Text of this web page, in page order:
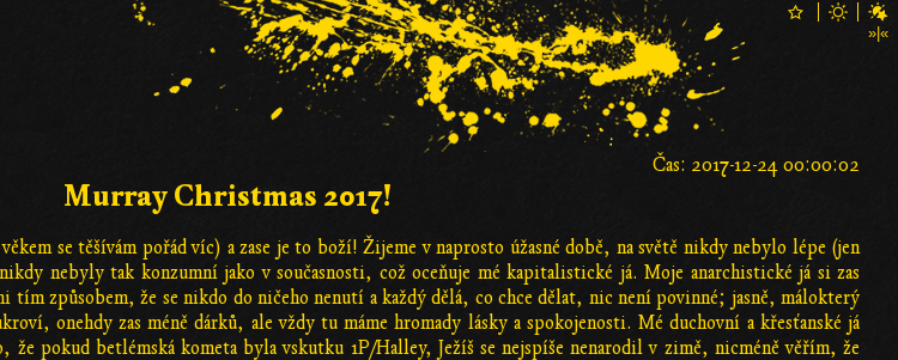
Čas: 2017-12-24 00:00:02
Murray Christmas 2017!
se těšívám pořád víc) a zase je to boží! Žijeme v naprosto úžasné době, na světě nikdy nebylo lépe (jen
nebyly tak konzumní jako v současnosti, což oceňuje mé kapitalistické já. Moje anarchistické já si zas
tím způsobem, že se nikdo do ničeho nenutí a každý dělá, co chce dělat, nic není povinné; jasně, málokterý
onehdy zas méně dárků, ale vždy tu máme hromady lásky a spokojenosti. Mé duchovní a křesťanské já
pokud betlémská kometa byla vskutku 1P/Halley, Ježíš se nejspíše nenarodil v zimě, nicméně věřím, že